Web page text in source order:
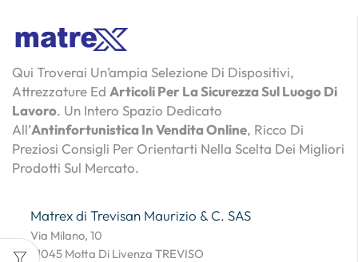
Qui Troverai Un’ampia Selezione Di Dispositivi,
Attrezzature Ed Articoli Per La Sicurezza Sul Luogo Di
Lavoro. Un Intero Spazio Dedicato
All’Antinfortunistica In Vendita Online, Ricco Di
Preziosi Consigli Per Orientarti Nella Scelta Dei Migliori
Prodotti Sul Mercato.
Matrex di Trevisan Maurizio & C. SAS
Via Milano, 10
31045 Motta Di Livenza TREVISO